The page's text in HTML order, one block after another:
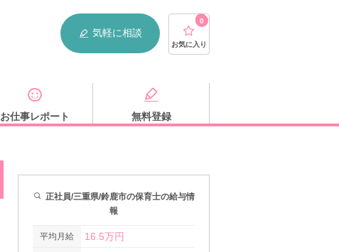
気軽に相談
0
お気に入り
お仕事レポート 無料登録
正社員/三重県/鈴鹿市の保育士の給与情
報
平均月給 16.5万円